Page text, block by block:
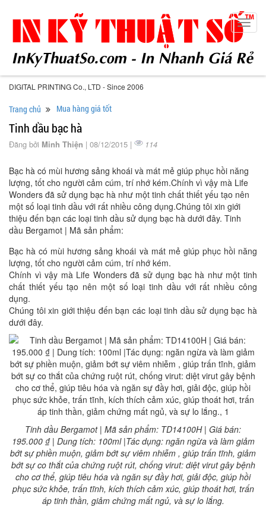
DIGITAL PRINTING Co., LTD - Since 2006
Trang chủ Mua hàng giá tốt
Tinh dầu bạc hà
Đăng bởi Minh Thiện | 08/12/2015 | 114
Bạc hà có mùi hương sảng khoái và mát mẻ giúp phục hồi năng
lượng, tốt cho người cảm cúm, trí nhớ kém.Chính vì vậy mà Life
Wonders đã sử dụng bạc hà như một tinh chất thiết yếu tạo nên
một số loại tinh dầu với rất nhiều công dụng.Chúng tôi xin giới
thiệu đến bạn các loại tinh dầu sử dụng bạc hà dưới đây. Tinh
dầu Bergamot | Mã sản phẩm:
Bạc hà có mùi hương sảng khoái và mát mẻ giúp phục hồi năng
lượng, tốt cho người cảm cúm, trí nhớ kém.
Chính vì vậy mà Life Wonders đã sử dụng bạc hà như một tinh
chất thiết yếu tạo nên một số loại tinh dầu với rất nhiều công
dụng.
Chúng tôi xin giới thiệu đến bạn các loại tinh dầu sử dụng bạc hà
dưới đây.
Tinh dầu Bergamot | Mã sản phẩm: TD14100H | Giá bán:
195.000 ₫ | Dung tích: 100ml |Tác dụng: ngăn ngừa và làm giảm
bớt sự phiền muộn, giảm bớt sự viêm nhiễm , giúp trấn tĩnh, giảm
bớt sự co thắt của chứng ruột rút, chống virut: diệt virut gây bệnh
cho cơ thể, giúp tiêu hóa và ngăn sự đầy hơi, giải độc, giúp hồi
phục sức khỏe, trấn tĩnh, kích thích cảm xúc, giúp thoát hơi, trấn
áp tinh thần, giảm chứng mất ngủ, và sự lo lắng.